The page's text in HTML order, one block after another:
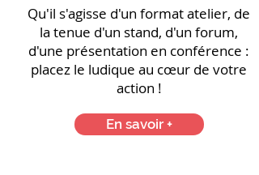
Qu'il s'agisse d'un format atelier, de
la tenue d'un stand, d'un forum,
d'une présentation en conférence :
placez le ludique au cœur de votre
action !
En savoir +